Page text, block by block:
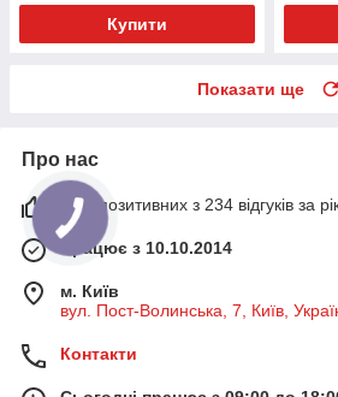
Купити
Показати ще
Про нас
91% позитивних з 234 відгуків за
Працює з 10.10.2014
м. Київ
вул. Пост-Волинська, 7, Київ,
Контакти